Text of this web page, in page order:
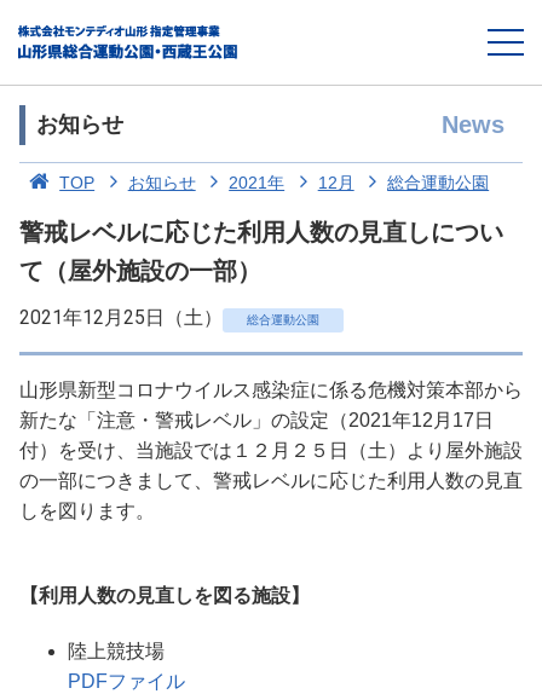
お知らせ News
TOP お知らせ 2021年 12月 総合運動公園
警戒レベルに応じた利用人数の見直しについ
て（屋外施設の一部）
2021年12月25日（土） 総合運動公園
山形県新型コロナウイルス感染症に係る危機対策本部から
新たな「注意・警戒レベル」の設定（2021年12月17日
付）を受け、当施設では１２月２５日（土）より屋外施設
の一部につきまして、警戒レベルに応じた利用人数の見直
しを図ります。
【利用人数の見直しを図る施設】
陸上競技場
PDFファイル